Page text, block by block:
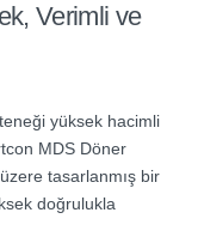
Verimli ve
yüksek hacimli
MDS Döner
tasarlanmış bir
doğrulukla